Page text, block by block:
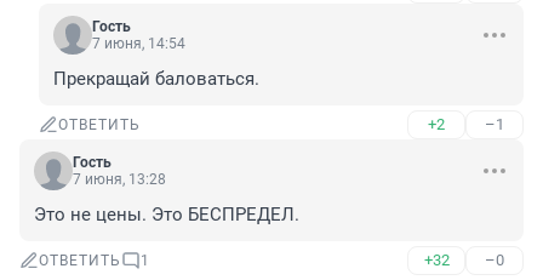
Гость
7 июня, 14:54
Прекращай баловаться.
ОТВЕТИТЬ +2 –1
Гость
7 июня, 13:28
Это не цены. Это БЕСПРЕДЕЛ.
ОТВЕТИТЬ 1 +32 –0